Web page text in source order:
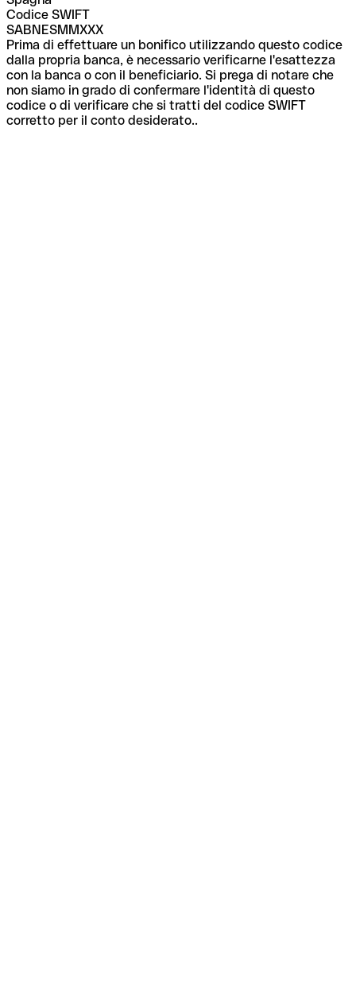
Codice SWIFT
SABNESMMXXX
Prima di effettuare un bonifico utilizzando questo codice
dalla propria banca, è necessario verificarne l'esattezza
con la banca o con il beneficiario. Si prega di notare che
non siamo in grado di confermare l'identità di questo
codice o di verificare che si tratti del codice SWIFT
corretto per il conto desiderato..